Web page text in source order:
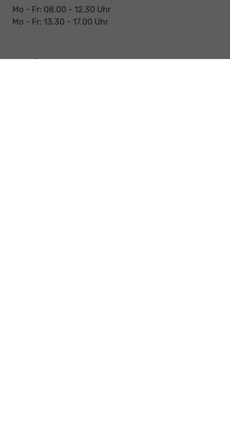
Mo - Fr: 08.00 - 12.30 Uhr
Mo - Fr: 13.30 - 17.00 Uhr
Notdienst